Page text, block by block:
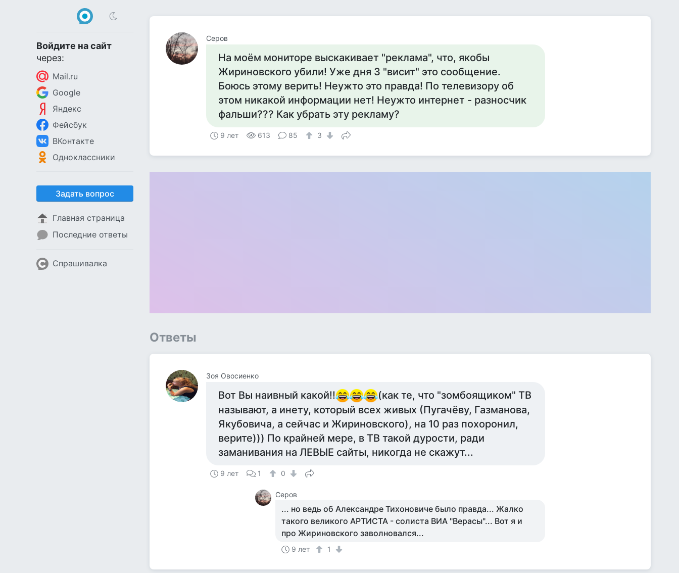
Войдите на сайт
через:
Mail.ru
Google
Яндекс
Фейсбук
ВКонтакте
Одноклассники
Задать вопрос
Главная страница
Последние ответы
Спрашивалка
Серов
На моём мониторе выскакивает "реклама", что, якобы
Жириновского убили! Уже дня 3 "висит" это сообщение.
Боюсь этому верить! Неужто это правда! По телевизору об
этом никакой информации нет! Неужто интернет - разносчик
фальши??? Как убрать эту рекламу?
9 лет 613 85 3
Ответы
Зоя Овосиенко
Вот Вы наивный какой!!
(как те, что "зомбоящиком" ТВ
называют, а инету, который всех живых (Пугачёву, Газманова,
Якубовича, а сейчас и Жириновского), на 10 раз похоронил,
верите))) По крайней мере, в ТВ такой дурости, ради
заманивания на ЛЕВЫЕ сайты, никогда не скажут...
9 лет 1 0
Серов
... но ведь об Александре Тихоновиче было правда... Жалко
такого великого АРТИСТА - солиста ВИА "Верасы"... Вот я и
про Жириновского заволновался...
9 лет 1